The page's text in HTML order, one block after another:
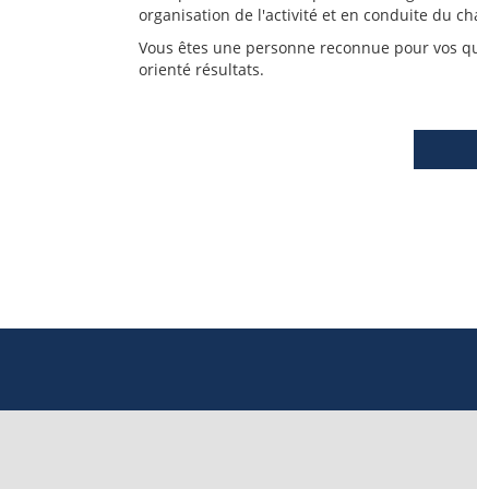
organisation de l'activité et en conduite du
Vous êtes une personne reconnue pour vos
orienté résultats.